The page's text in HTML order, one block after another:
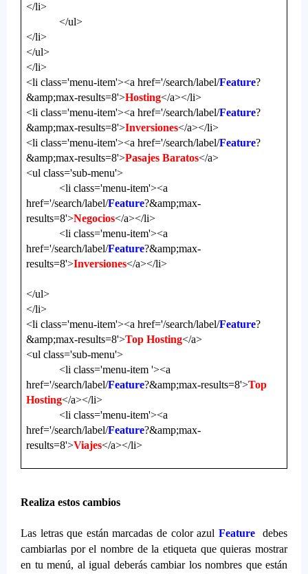
</li>
</ul>
</li>
</ul>
</li>
<li class='menu-item'><a href='/search/label/Feature?
&amp;max-results=8'>Hosting</a></li>
<li class='menu-item'><a href='/search/label/Feature?
&amp;max-results=8'>Inversiones</a></li>
<li class='menu-item'><a href='/search/label/Feature?
&amp;max-results=8'>Pasajes Baratos</a>
<ul class='sub-menu'>
<li class='menu-item'><a
href='/search/label/Feature?&amp;max-
results=8'>Negocios</a></li>
<li class='menu-item'><a
href='/search/label/Feature?&amp;max-
results=8'>Inversiones</a></li>
</ul>
</li>
<li class='menu-item'><a href='/search/label/Feature?
&amp;max-results=8'>Top Hosting</a>
<ul class='sub-menu'>
<li class='menu-item '><a
href='/search/label/Feature?&amp;max-results=8'>Top
Hosting</a></li>
<li class='menu-item'><a
href='/search/label/Feature?&amp;max-
results=8'>Viajes</a></li>
Realiza estos cambios
Las letras que están marcadas de color azul Feature
debes
cambiarlas por el nombre de la etiqueta que quieras mostrar
en tu menú, al igual deberás cambiar los nombres que están